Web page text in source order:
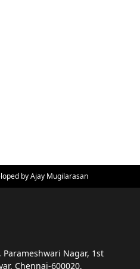
byAjay Mugilarasan
Parameshwari Nagar, 1st
Chennai-600020,